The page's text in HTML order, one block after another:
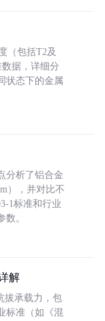
（包括T2及
数据，详细分
状态下的金属
分析了铝合金
），并对比不
1标准和行业
。
解
拔承载力，包
标准（如《混